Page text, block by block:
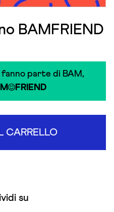
BAMFRIEND
fanno parte di BAM,
FRIEND
CARRELLO
su